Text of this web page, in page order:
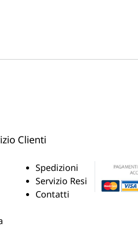
Clienti
Spedizioni
Servizio Resi
Contatti